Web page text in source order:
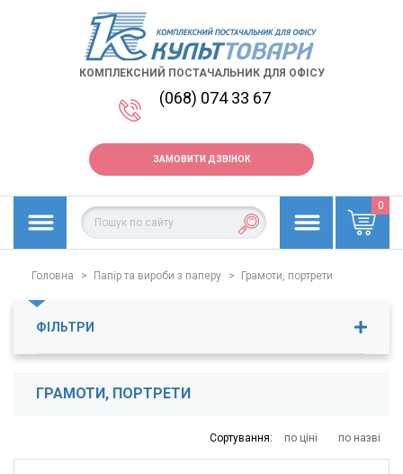
КОМПЛЕКСНИЙ ПОСТАЧАЛЬНИК ДЛЯ ОФІСУ
(068) 074 33 67
ЗАМОВИТИ ДЗВІНОК
0
Головна > Папір та вироби з паперу > Грамоти, портрети
ФІЛЬТРИ
ГРАМОТИ, ПОРТРЕТИ
Сортування: по ціні по назві